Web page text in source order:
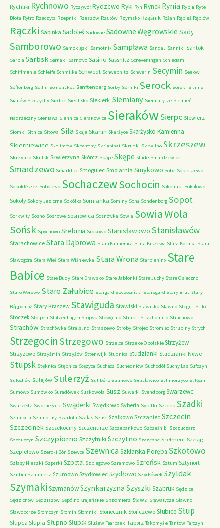
Rychliki Rychnowo Ryczywół Rydzewo Ryki Ryn Rynek Rynia Rypin Ryte
Błota Rytro Rzeczyca Rzepniki Rzeszów Rzuców Rzymsko Rząśnik Różan Rąbież Rąblów
Rączki Sabinka Sadoleś Sadowie Sadowne Węgrowskie Sady
Samborowo Samoklęski Samotnik Sampława Sandau Sanniki Santok
Sarbia Sarbsk Sarnaki Sarnowo Sasino Sassnitz Scheveningen Schiedam
Schiffmuhle Schleife Schmilka Schwedt Schwepnitz Schwerin Secymin Seelow
Seftenberg Sellin Semeliskes Senftenberg Serby Serniki Serock Seroki Sianno
Sianów Sieczychy Siedlce Siedlisko Siekierki Siemiany Siemiatycze Siemień
Nadrzeczny Sieniawa Siennica Sierakowice SierakówSierpc Siewierz
Siomki Sitnica Sitowa Siła Skaje Skarlin Skarżyce Skarżysko Kamienna
Skierniewice Skolimów Skowrony Skriebinai Skrudki Skrwilno Skrzeszew
Skrzynno Skulsk Skwierzyna Skórcz Skąpe Skępe Slude Smardzewice
Smardzewo Smarklice Smogulec Smolarnia Smykowo Sobe Sobieszewo
Soboklęszcz Sobolewo SochaczewSochocin Sokolniki Sokołowo
Sokoły Sokoły Jeziorne Sokółka Somianka Sominy Sona Sondenborg Sopot
Sorkwity Sosno Sosnowe Sosnowica Sosnówka Sowia Sowia Wola
Sońsk Spychowo Srebrna Srokowo Stanisławowo Stanisławów
Starachowice Stara Dąbrowa Stara Kamienica Stara Kiszewa Stara Kornica Stara
Sławogóra Stara Wieś Stara Wiśniewka Stara Wrona Starbienino Stare
Babice Stare Budy Stare Drawsko Stare Jabłonki Stare Juchy Stare Osieczno
Stare Worowo Stare Załubice Stargard Szczeciński Starogard Stary Brus Stary
Bógpomóż Stary Kraszew Stawiguda Stawiski Stawisko Stawno Stegna Stilo
Stoczek Stolpen Stolzenhagen Stopsk Stowęcino Strabla Strachomino Strachowo
Strachów Strachówka Stralsund Straszewo Stroby Strojec Stromiec Strubiny Strych
Strzegocin Strzegowo Strzelce Strzelce Opolskie Strzyżew
Strzyżewo Strzyżmin Strzyżów Sttenwijk Studnica Studzianki Studzianki Nowe
Stupsk Stęknica Stępnica Stężyca Suchacz Suchedniów Suchodół Suchy Las Sufczyn
Sulechów Sulejów Sulerzyż Sulibórz Sulinowo Sulisławice Sulmierzyce Sulęcin
Sumowo Sumówko Suradówek Suskowola Susz Suwałki Svendborg Swarzewo
Swarzędz Swornegacie Swąderki Swędkowo Syberia Sypitki Szadek Szadki
Szamocin Szamotuły Szarlota Szałas Szałe Szałkowo Szczaniec Szczecin
Szczecinek Szczekociny Szczenurze Szczepankowo Szcześniki Szczuczarz
Szczuczyn Szczypiorno Szczytniki Szczytno Szczęsne Szelment Szeląg
Szepietowo Szeroki Bór Szewce SzewnicaSzklarska Poręba Szkotowo
Szlasy Mieszki Szparki Szpetal Szpiegowo Szramowo Szreńsk Sztum Sztynort
Szubin Szulmierz Szumowo Szydłowiec Szydłowo Szydłówek Szyldak
Szymaki SzymanówSzynkarzyzna Szyszki Sząbruk Sędzice
Sędzichów Sędziszów Sępólno Krajeńskie Słabomierz Sława Sławatycze Sławno
Sławoborze Słomczyn Słomin Słomniki Słonecznik Słończewo Słubice Słup
Słupca Słupia Słupno Słupsk Służew Taarbaek Tabórz Takomyśle Tantow Tarczyn